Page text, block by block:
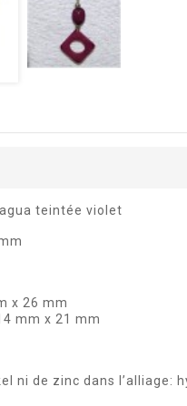
teintée violet
x 26 mm
mm x 21 mm
ni de zinc dans l’alliage: